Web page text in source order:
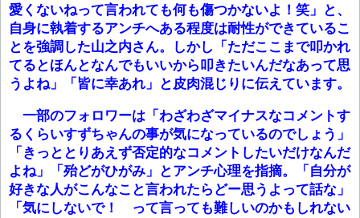
愛くないねって言われても何も傷つかないよ！笑」と、
自身に執着するアンチへある程度は耐性ができているこ
とを強調した山之内さん。しかし「ただここまで叩かれ
てるとほんとなんでもいいから叩きたいんだなあって思
うよね」「皆に幸あれ」と皮肉混じりに伝えています。
一部のフォロワーは「わざわざマイナスなコメントす
るくらいすずちゃんの事が気になっているのでしょう」
「きっととりあえず否定的なコメントしたいだけなんだ
よね」「殆どがひがみ」とアンチ心理を指摘。「自分が
好きな人がこんなこと言われたらどー思うよって話な」
「気にしないで！ って言っても難しいのかもしれない